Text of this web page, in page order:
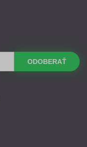
ODOBERAŤ